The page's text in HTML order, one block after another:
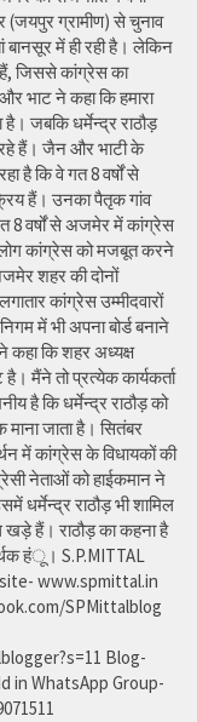
(जयपुर ग्रामीण) से चुनाव
बानसूर में ही रही है। लेकिन
जिससे कांग्रेस का
भाट ने कहा कि हमारा
जबकि धर्मेन्द्र राठौड़
हैं। जैन और भाटी के
है कि वे गत 8 वर्षों से
हैं। उनका पैतृक गांव
8 वर्षों से अजमेर में कांग्रेस
कांग्रेस को मजबूत करने
शहर की दोनों
कांग्रेस उम्मीदवारों
में भी अपना बोर्ड बनाने
कहा कि शहर अध्यक्ष
मैंने तो प्रत्येक कार्यकर्ता
है कि धर्मेन्द्र राठौड़ को
जाता है। सितंबर
में कांग्रेस के विधायकों की
नेताओं को हाईकमान ने
धर्मेन्द्र राठौड़ भी शामिल
हैं। राठौड़ का कहना है
हंू। S.P.MITTAL
www.spmittal.in
SPMittalblog
Blog-
in WhatsApp Group-